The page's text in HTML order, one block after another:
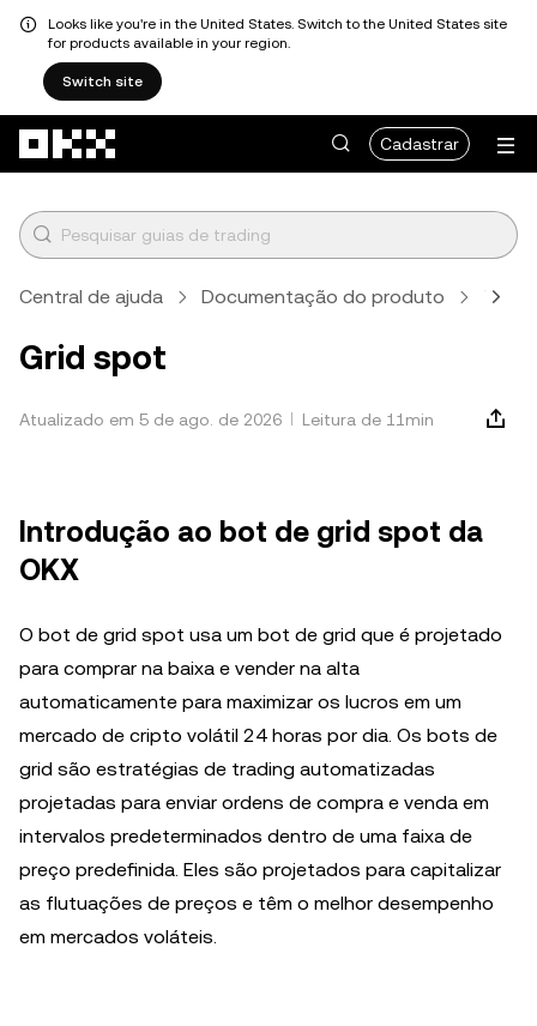
Looks like you're in the United States. Switch to the United States site
for products available in your region.
Switch site
Cadastrar
Central de ajuda Documentação do produto
Grid spot
Atualizado em 5 de ago. de 2026 Leitura de 11min
Introdução ao bot de grid spot da
OKX
O bot de grid spot usa um bot de grid que é projetado
para comprar na baixa e vender na alta
automaticamente para maximizar os lucros em um
mercado de cripto volátil 24 horas por dia. Os bots de
grid são estratégias de trading automatizadas
projetadas para enviar ordens de compra e venda em
intervalos predeterminados dentro de uma faixa de
preço predefinida. Eles são projetados para capitalizar
as flutuações de preços e têm o melhor desempenho
em mercados voláteis.